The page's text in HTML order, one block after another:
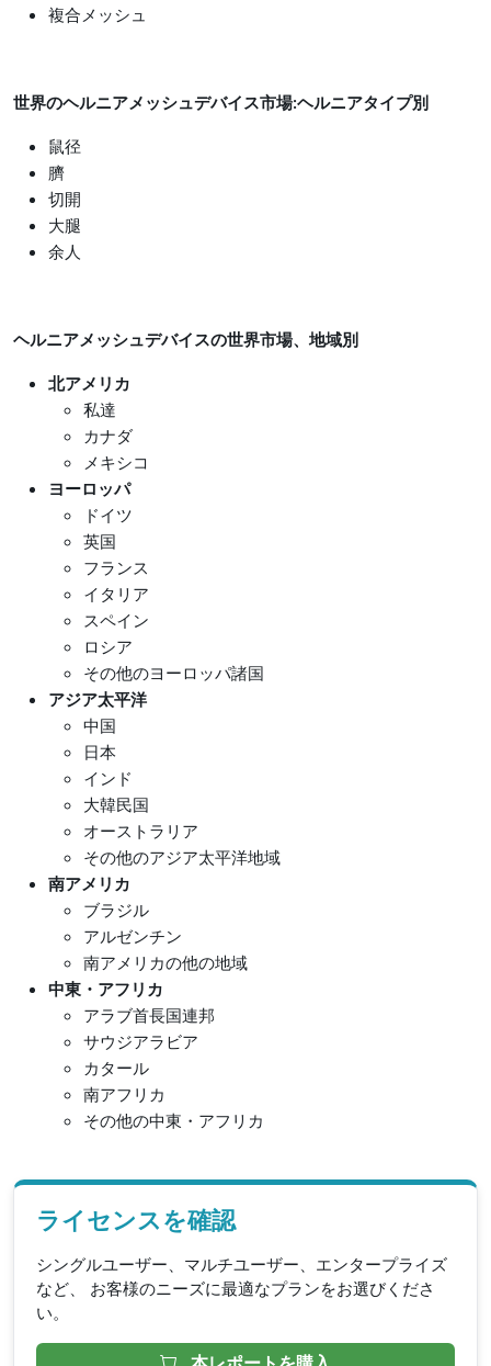
複合メッシュ
世界のヘルニアメッシュデバイス市場:ヘルニアタイプ別
鼠径
臍
切開
大腿
余人
ヘルニアメッシュデバイスの世界市場、地域別
北アメリカ
私達
カナダ
メキシコ
ヨーロッパ
ドイツ
英国
フランス
イタリア
スペイン
ロシア
その他のヨーロッパ諸国
アジア太平洋
中国
日本
インド
大韓民国
オーストラリア
その他のアジア太平洋地域
南アメリカ
ブラジル
アルゼンチン
南アメリカの他の地域
中東・アフリカ
アラブ首長国連邦
サウジアラビア
カタール
南アフリカ
その他の中東・アフリカ
ライセンスを確認
シングルユーザー、マルチユーザー、エンタープライズ
など、 お客様のニーズに最適なプランをお選びくださ
い。